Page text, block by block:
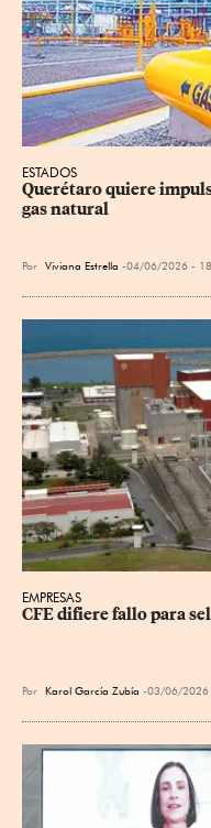
ESTADOS
Querétaro quiere
gas natural
Por Viviana Estrella 04/06/2026 -
EMPRESAS
CFE difiere fallo para
Por Karol García Zubía 03/06/2026